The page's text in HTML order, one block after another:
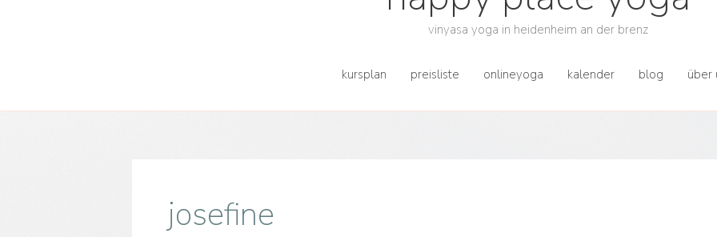
vinyasa yoga in heidenheim an der brenz
kursplan preisliste onlineyoga kalender blog über
josefine